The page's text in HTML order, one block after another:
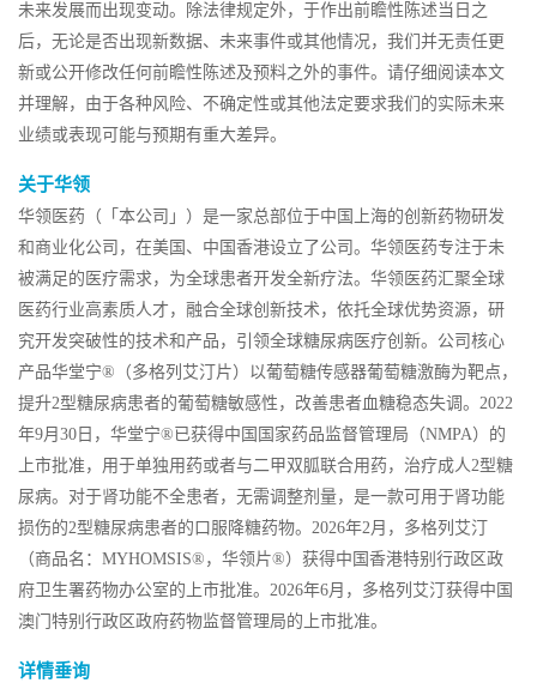
未来发展而出现变动。除法律规定外，于作出前瞻性陈述当日之
后，无论是否出现新数据、未来事件或其他情况，我们并无责任更
新或公开修改任何前瞻性陈述及预料之外的事件。请仔细阅读本文
并理解，由于各种风险、不确定性或其他法定要求我们的实际未来
业绩或表现可能与预期有重大差异。
关于华领
华领医药（「本公司」）是一家总部位于中国上海的创新药物研发
和商业化公司，在美国、中国香港设立了公司。华领医药专注于未
被满足的医疗需求，为全球患者开发全新疗法。华领医药汇聚全球
医药行业高素质人才，融合全球创新技术，依托全球优势资源，研
究开发突破性的技术和产品，引领全球糖尿病医疗创新。公司核心
产品华堂宁®（多格列艾汀片）以葡萄糖传感器葡萄糖激酶为靶点，
提升2型糖尿病患者的葡萄糖敏感性，改善患者血糖稳态失调。2022
年9月30日，华堂宁®已获得中国国家药品监督管理局（NMPA）的
上市批准，用于单独用药或者与二甲双胍联合用药，治疗成人2型糖
尿病。对于肾功能不全患者，无需调整剂量，是一款可用于肾功能
损伤的2型糖尿病患者的口服降糖药物。2026年2月，多格列艾汀
（商品名：MYHOMSIS®，华领片®）获得中国香港特别行政区政
府卫生署药物办公室的上市批准。2026年6月，多格列艾汀获得中国
澳门特别行政区政府药物监督管理局的上市批准。
详情垂询